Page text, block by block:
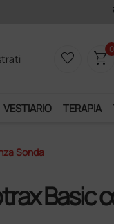
favorite_border shopping_cart0
VESTIARIO TERAPIA
Sonda
Basic